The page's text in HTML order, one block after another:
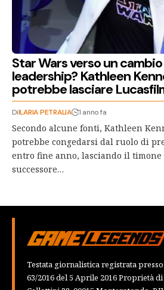
Star Wars verso un
leadership? Kathleen
potrebbe lasciare
DiILARIA PETRALIA 1 anno fa
Secondo alcune fonti, Kathleen
potrebbe congedarsi dal ruolo di
entro fine anno, lasciando il timone
successore…
Testata giornalistica registrata
63/2016 del 5 Aprile 2016 Proprietà di